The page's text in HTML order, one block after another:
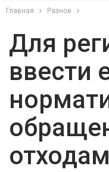
Главная Разное
Для
ввести